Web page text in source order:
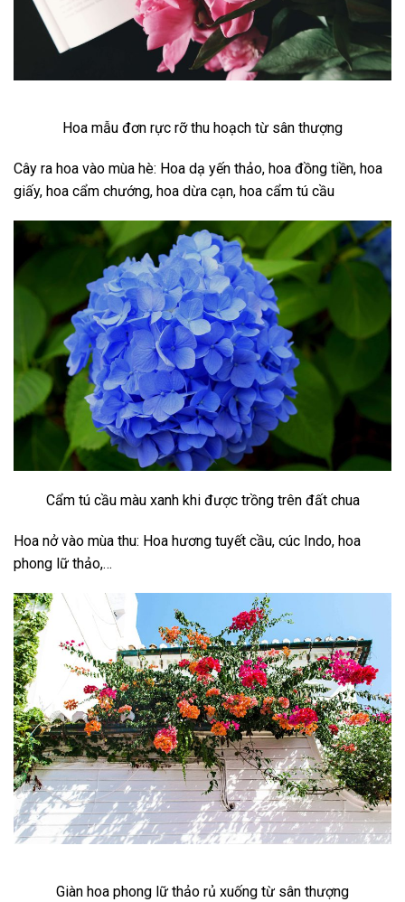
Hoa mẫu đơn rực rỡ thu hoạch từ sân thượng
Cây ra hoa vào mùa hè: Hoa dạ yến thảo, hoa đồng tiền, hoa
giấy, hoa cẩm chướng, hoa dừa cạn, hoa cẩm tú cầu
Cẩm tú cầu màu xanh khi được trồng trên đất chua
Hoa nở vào mùa thu: Hoa hương tuyết cầu, cúc Indo, hoa
phong lữ thảo,…
Giàn hoa phong lữ thảo rủ xuống từ sân thượng